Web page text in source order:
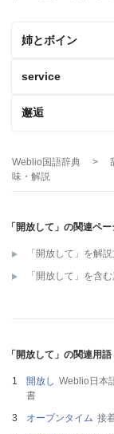
姉とボイン
service
邂逅
Weblio国語辞典 >
味・解説
「開放して」の関連ペー
「開放して」を解
「開放して」を含む
「開放して」の関連用語
開放し Weblio日本
書
オープンタイム 接